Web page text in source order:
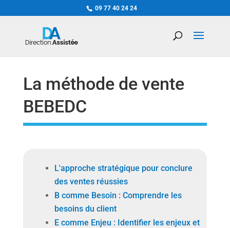
09 77 40 24 24
La méthode de vente
BEBEDC
L'approche stratégique pour conclure
des ventes réussies
B comme Besoin : Comprendre les
besoins du client
E comme Enjeu : Identifier les enjeux et